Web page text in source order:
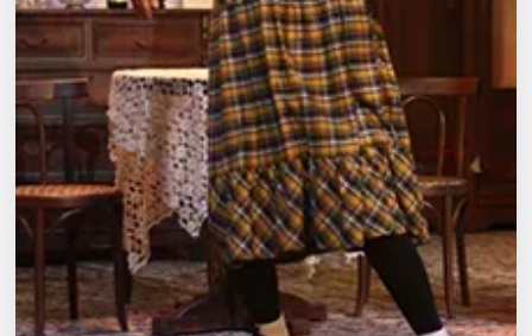
Города
Площадки
Артисты
Рейтинги